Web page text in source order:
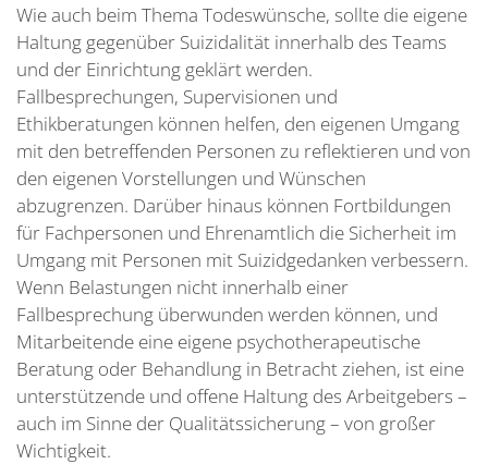
Wie auch beim Thema Todeswünsche, sollte die eigene
Haltung gegenüber Suizidalität innerhalb des Teams
und der Einrichtung geklärt werden.
Fallbesprechungen, Supervisionen und
Ethikberatungen können helfen, den eigenen Umgang
mit den betreffenden Personen zu reflektieren und von
den eigenen Vorstellungen und Wünschen
abzugrenzen. Darüber hinaus können Fortbildungen
für Fachpersonen und Ehrenamtlich die Sicherheit im
Umgang mit Personen mit Suizidgedanken verbessern.
Wenn Belastungen nicht innerhalb einer
Fallbesprechung überwunden werden können, und
Mitarbeitende eine eigene psychotherapeutische
Beratung oder Behandlung in Betracht ziehen, ist eine
unterstützende und offene Haltung des Arbeitgebers –
auch im Sinne der Qualitätssicherung – von großer
Wichtigkeit.